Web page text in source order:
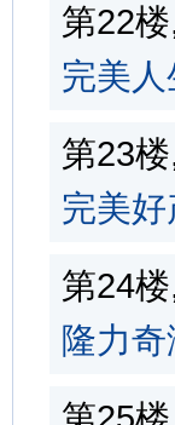
第22
完美
第23
完美好
第24
隆力